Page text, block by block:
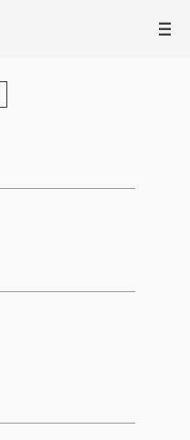
III